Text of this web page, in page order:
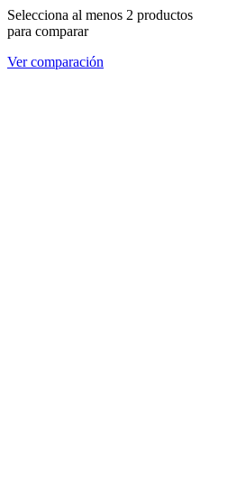
Selecciona al menos 2 productos
para comparar
Ver comparación